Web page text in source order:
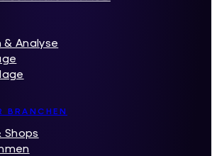
& Analyse
BRANCHEN
Shops